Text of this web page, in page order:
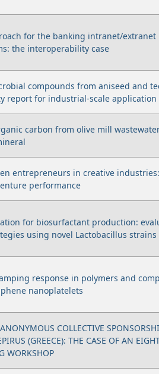
for the banking intranet/extranet
the interoperability case
compounds from aniseed and
report for industrial-scale application
carbon from olive mill
entrepreneurs in creative
performance
for biosurfactant production:
using novel Lactobacillus strains
response in polymers and
nanoplatelets
COLLECTIVE
(GREECE): THE CASE OF AN
WORKSHOP